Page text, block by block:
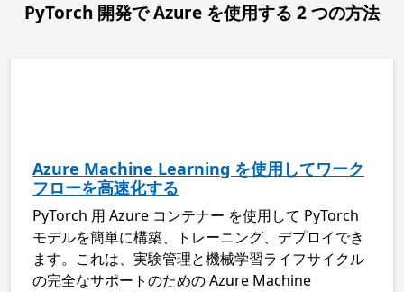
PyTorch 開発で Azure を使用する 2 つの方法
Azure Machine Learning を使用してワーク
フローを高速化する
PyTorch 用 Azure コンテナー を使用して PyTorch
モデルを簡単に構築、トレーニング、デプロイでき
ます。これは、実験管理と機械学習ライフサイクル
の完全なサポートのための Azure Machine